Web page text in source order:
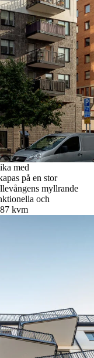
med
på en stor
myllrande
och
kvm